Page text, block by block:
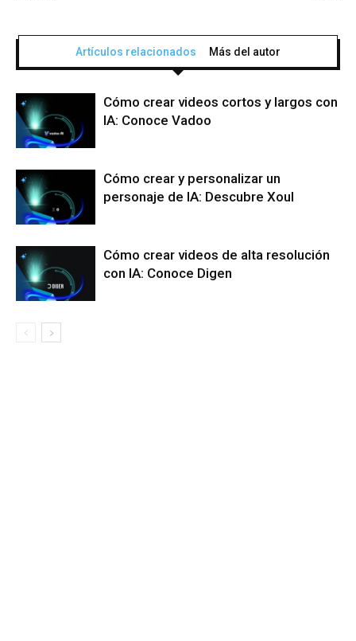
Artículos relacionados Más del autor
Cómo crear videos cortos y largos con
IA: Conoce Vadoo
Cómo crear y personalizar un
personaje de IA: Descubre Xoul
Cómo crear videos de alta resolución
con IA: Conoce Digen